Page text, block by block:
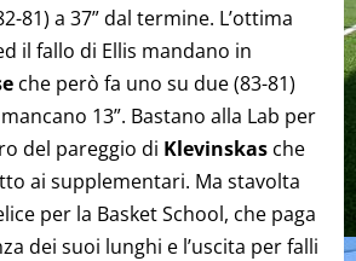
81) a 37” dal termine. L’ottima
il fallo di Ellis mandano in
che però fa uno su due (83-81)
13”. Bastano alla Lab per
del pareggio di Klevinskas che
ai supplementari. Ma stavolta
per la Basket School, che paga
dei suoi lunghi e l’uscita per falli